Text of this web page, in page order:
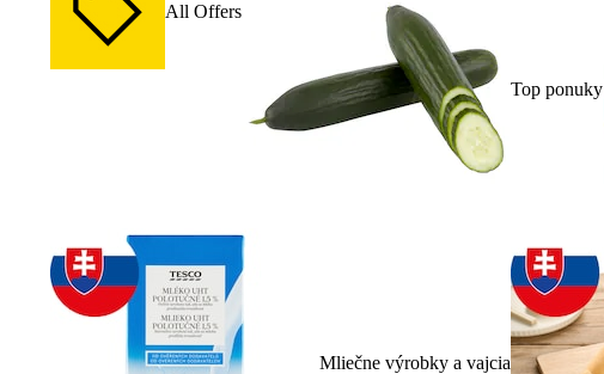
All Offers
Top ponuky
Mliečne výrobky a vajcia